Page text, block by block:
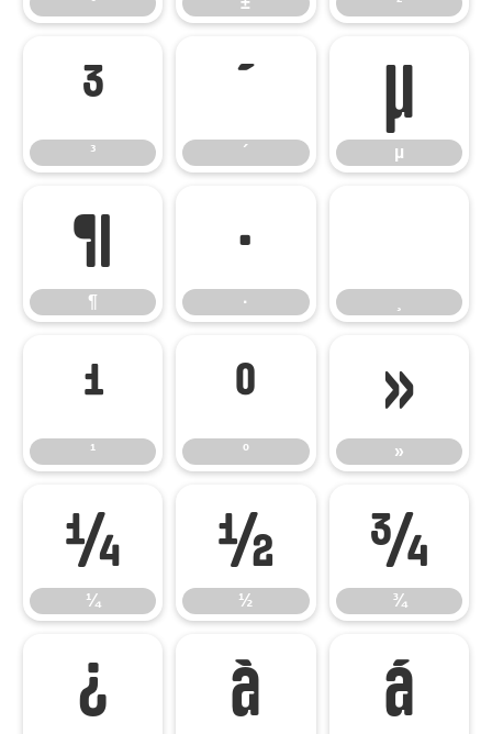
³
³
´
´
µ
µ
¶
¶
·
·
¹
¹
º
º
»
»
¼
¼
½
½
¾
¾
¿ À Á